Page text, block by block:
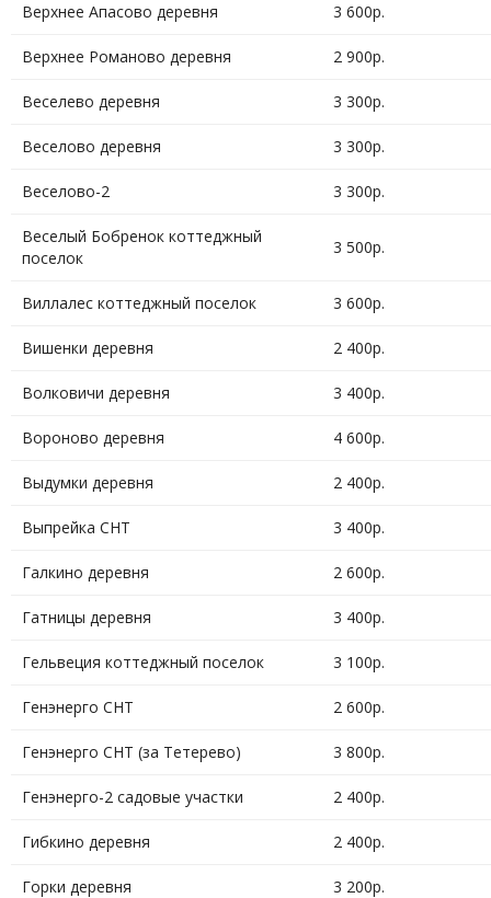
Верхнее Апасово деревня 3 600р.
Верхнее Романово деревня 2 900р.
Веселево деревня 3 300р.
Веселово деревня 3 300р.
Веселово-2 3 300р.
Веселый Бобренок коттеджный
поселок
3 500р.
Виллалес коттеджный поселок 3 600р.
Вишенки деревня 2 400р.
Волковичи деревня 3 400р.
Вороново деревня 4 600р.
Выдумки деревня 2 400р.
Выпрейка СНТ 3 400р.
Галкино деревня 2 600р.
Гатницы деревня 3 400р.
Гельвеция коттеджный поселок 3 100р.
Генэнерго СНТ 2 600р.
Генэнерго СНТ (за Тетерево) 3 800р.
Генэнерго-2 садовые участки 2 400р.
Гибкино деревня 2 400р.
Горки деревня 3 200р.